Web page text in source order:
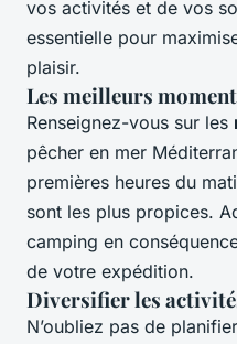
vos activités et de vos
essentielle pour
plaisir.
Les meilleurs
Renseignez-vous sur les
pêcher en mer
premières heures du
sont les plus propices.
camping en
de votre expédition.
Diversifier les
N’oubliez pas de